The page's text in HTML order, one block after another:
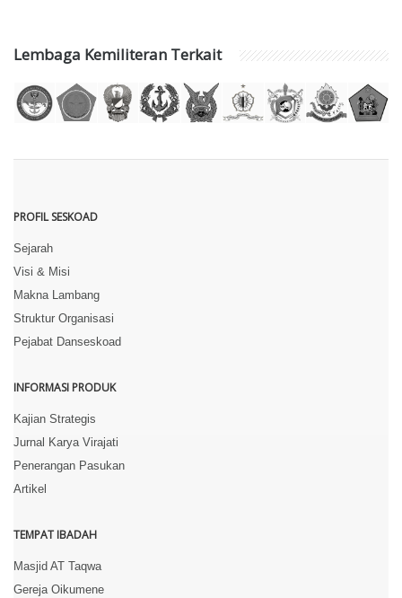
Lembaga Kemiliteran Terkait
PROFIL SESKOAD
Sejarah
Visi & Misi
Makna Lambang
Struktur Organisasi
Pejabat Danseskoad
INFORMASI PRODUK
Kajian Strategis
Jurnal Karya Virajati
Penerangan Pasukan
Artikel
TEMPAT IBADAH
Masjid AT Taqwa
Gereja Oikumene